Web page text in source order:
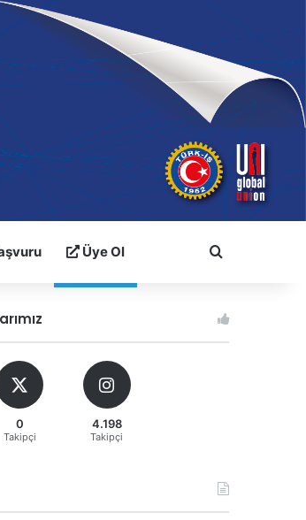
Üye Ol Arama yap
0
Takipçi
4.198
Takipçi